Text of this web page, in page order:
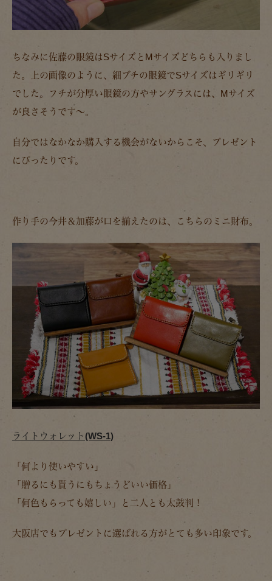
ちなみに佐藤の眼鏡はSサイズとMサイズどちらも入りまし
た。上の画像のように、細ブチの眼鏡でSサイズはギリギリ
でした。フチが分厚い眼鏡の方やサングラスには、Mサイズ
が良さそうです～。
自分ではなかなか購入する機会がないからこそ、プレゼント
にぴったりです。
作り手の今井＆加藤が口を揃えたのは、こちらのミニ財布。
ライトウォレット(WS-1)
「何より使いやすい」
「贈るにも貰うにもちょうどいい価格」
「何色もらっても嬉しい」と二人とも太鼓判！
大阪店でもプレゼントに選ばれる方がとても多い印象です。